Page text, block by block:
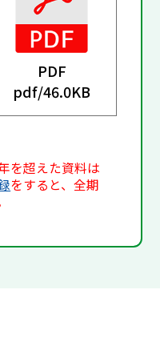
PDF
pdf/46.0KB
を超えた資料は
をすると、全期